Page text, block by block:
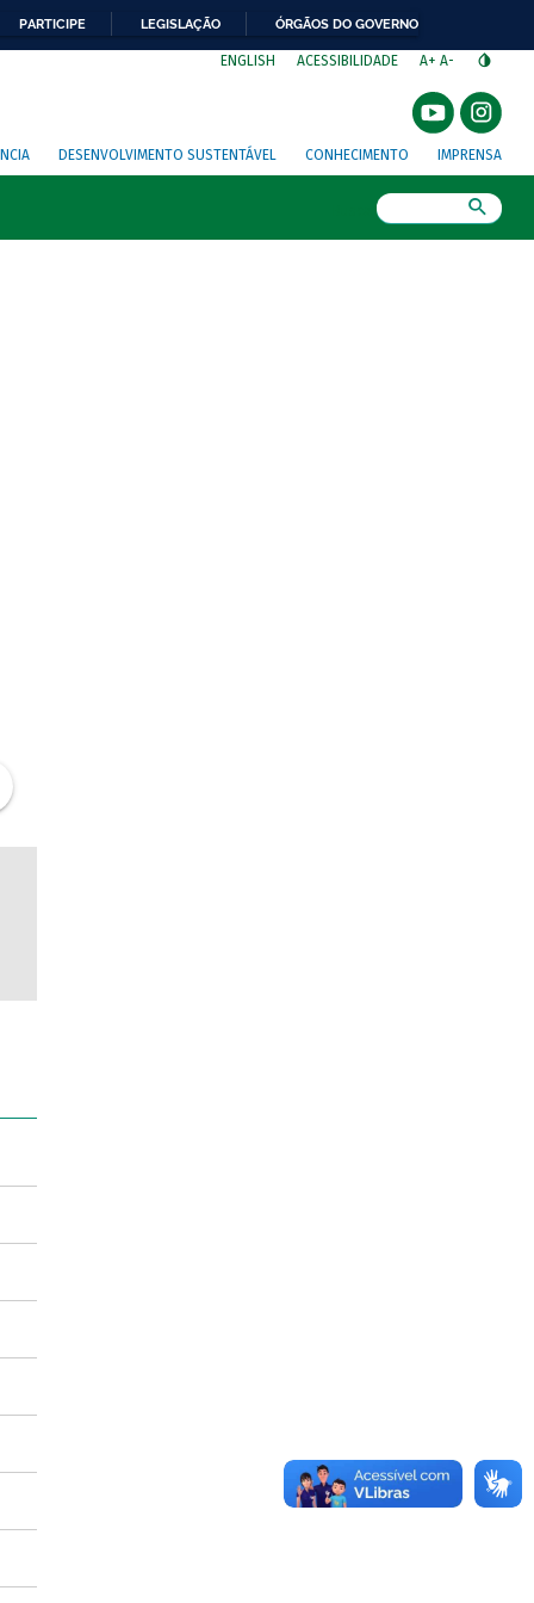
PARTICIPE LEGISLAÇÃO ÓRGÃOS DO GOVERNO
ENGLISH ACESSIBILIDADE A+ A-
DESENVOLVIMENTO SUSTENTÁVEL CONHECIMENTO IMPRENSA